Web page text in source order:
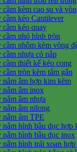
cầm kèm cao su và
cầm kéo Cantilever
cầm kéo quay
cầm nhỏ hình tròn
cầm nhôm kèm vòng
cầm nhựa có nắp
cầm thiết kế kéo cong
cầm tròn kèm tấm gắn
nắm âm hợp kim kẽm
nắm âm inox
nắm âm nhựa
nắm âm nilong
nắm âm TPE
nắm hình bầu dục hợp
nắm hình bầu dục inox
nắm hình trái xoan